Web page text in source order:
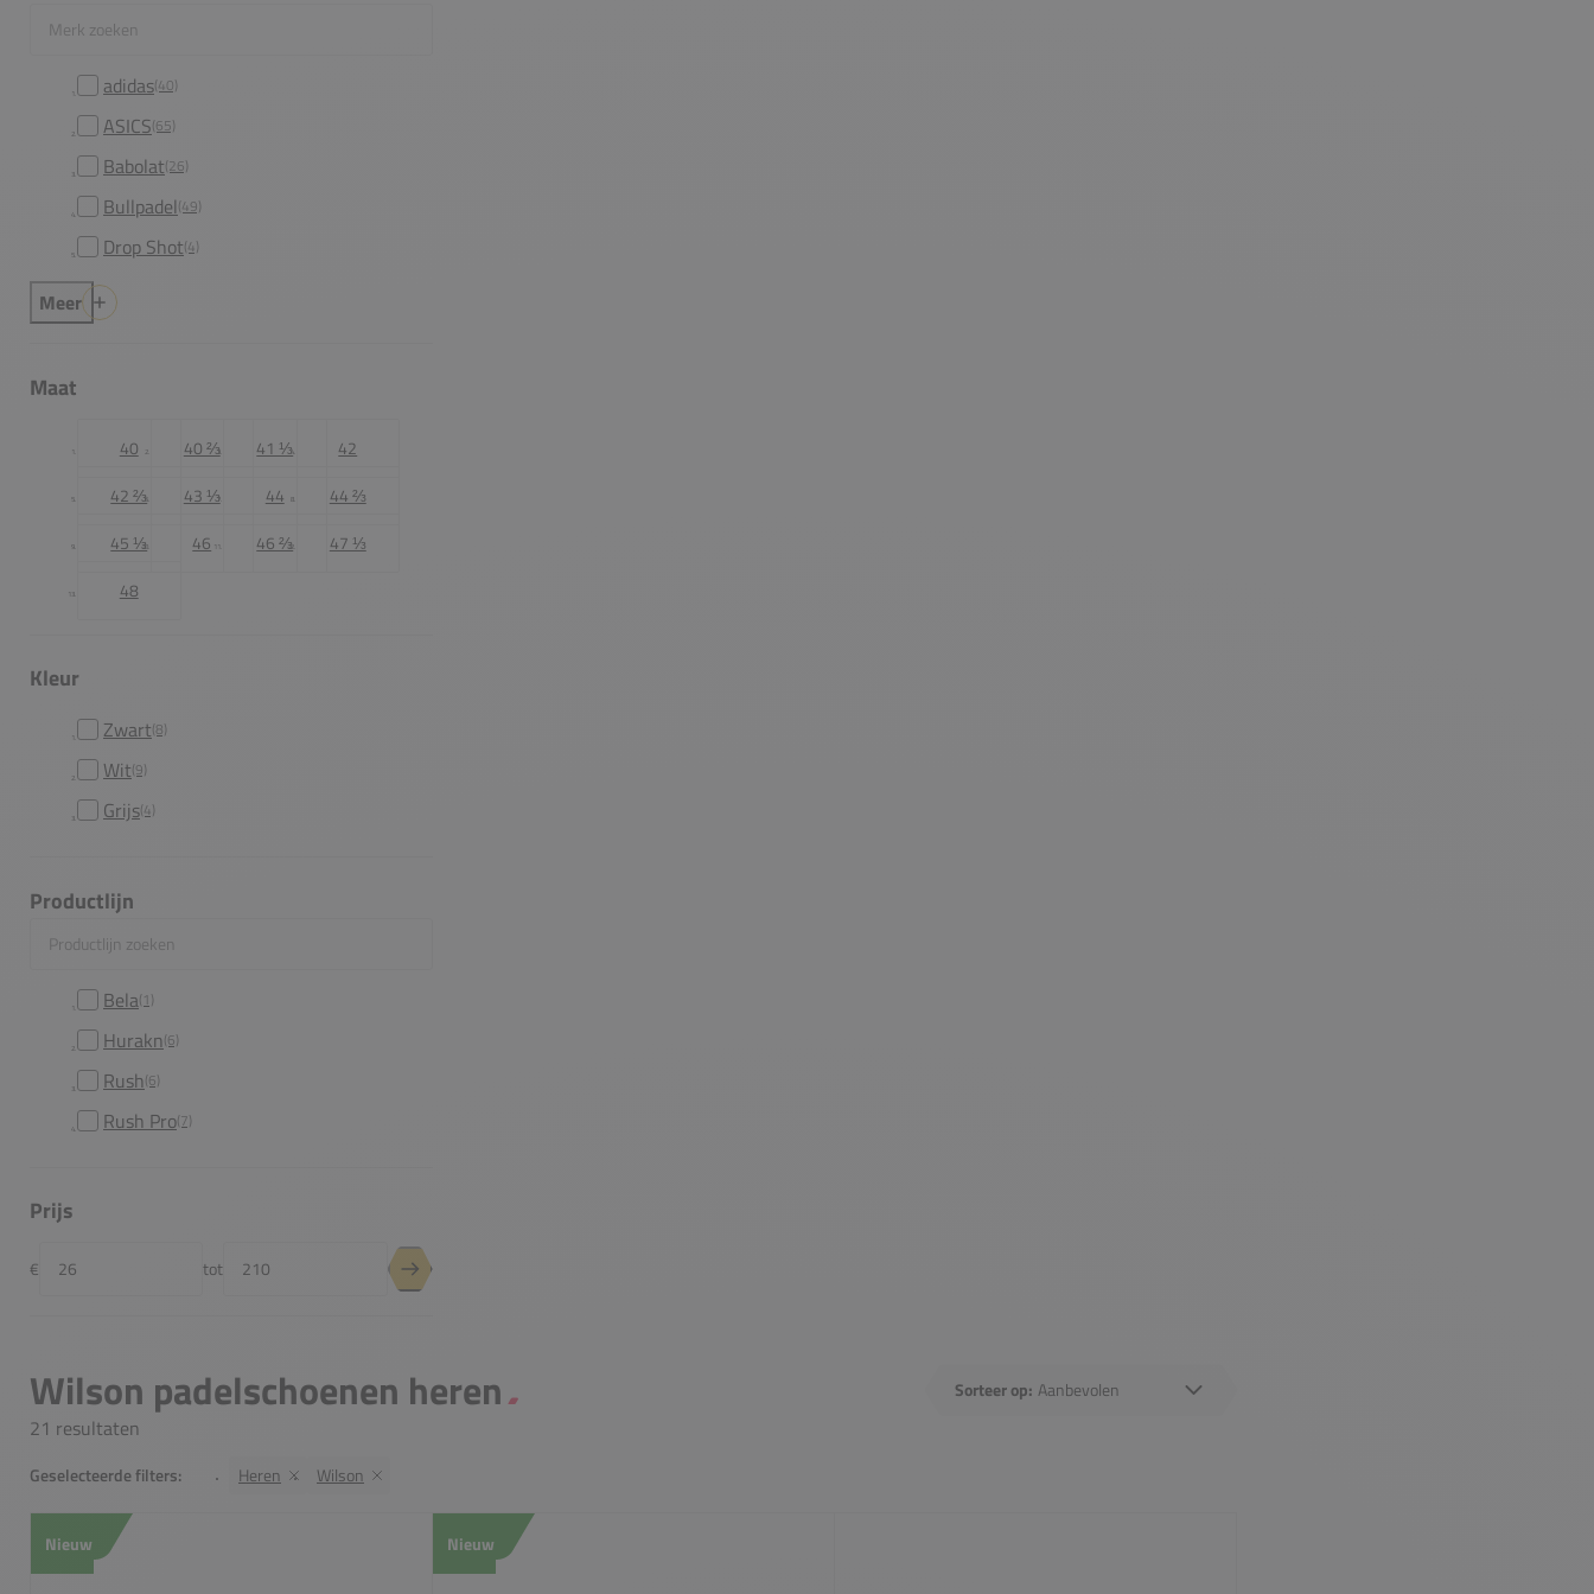
adidas(40)
ASICS(65)
Babolat(26)
Bullpadel(49)
Drop Shot(4)
Meer
Maat
40 40 ⅔ 41 ⅓
42
42 ⅔
43 ⅓ 44
44 ⅔
45 ⅓
46 46 ⅔
47 ⅓
48
Kleur
Zwart(8)
Wit(9)
Grijs(4)
Productlijn
Bela(1)
Hurakn(6)
Rush(6)
Rush Pro(7)
Prijs
Minimumprijs
€ tot
Maximumprijs Prijsfilter toepassen
Wilson padelschoenen heren Sorteer op:
21 resultaten
Geselecteerde filters: Heren Wilson
Nieuw Nieuw